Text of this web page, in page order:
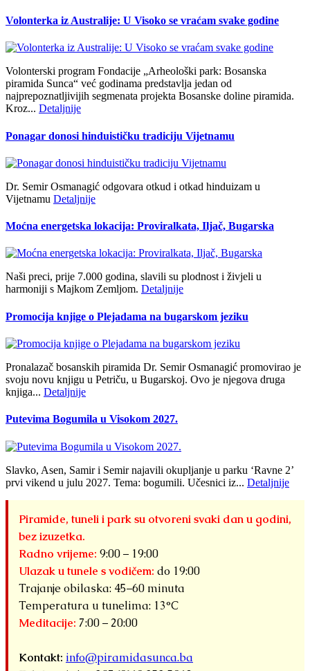
Volonterka iz Australije: U Visoko se vraćam svake godine
Volonterski program Fondacije „Arheološki park: Bosanska
piramida Sunca“ već godinama predstavlja jedan od
najprepoznatljivijih segmenata projekta Bosanske doline piramida.
Kroz... Detaljnije
Ponagar donosi hinduističku tradiciju Vijetnamu
Dr. Semir Osmanagić odgovara otkud i otkad hinduizam u
Vijetnamu Detaljnije
Moćna energetska lokacija: Proviralkata, Iljač, Bugarska
Naši preci, prije 7.000 godina, slavili su plodnost i živjeli u
harmoniji s Majkom Zemljom. Detaljnije
Promocija knjige o Plejadama na bugarskom jeziku
Pronalazač bosanskih piramida Dr. Semir Osmanagić promovirao je
svoju novu knjigu u Petriču, u Bugarskoj. Ovo je njegova druga
knjiga... Detaljnije
Putevima Bogumila u Visokom 2027.
Slavko, Asen, Samir i Semir najavili okupljanje u parku ‘Ravne 2’
prvi vikend u julu 2027. Tema: bogumili. Učesnici iz... Detaljnije
Piramide, tuneli i park su otvoreni svaki dan u godini,
bez izuzetka.
Radno vrijeme: 9:00 – 19:00
Ulazak u tunele s vodičem: do 19:00
Trajanje obilaska: 45–60 minuta
Temperatura u tunelima: 13°C
Meditacije: 7:00 – 20:00
Kontakt: info@piramidasunca.ba